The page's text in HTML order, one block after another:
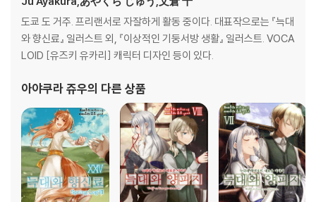
도쿄 도 거주. 프리랜서로 자잘하게 활동 중이다. 대표작으로는 『늑대
와 향신료』 일러스트 외, 『이상적인 기둥서방 생활』 일러스트. VOCA
LOID [유즈키 유카리] 캐릭터 디자인 등이 있다.
아야쿠라 쥬우의 다른 상품